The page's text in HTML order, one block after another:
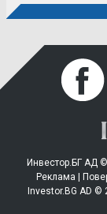
Инвестор.БГ АД
Реклама
Investor.BG AD ©